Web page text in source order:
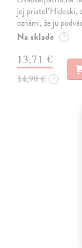
jej priateľ Hideaki,
oznámi, že ju
Na sklade ?
13,71 €
14,90 € ?